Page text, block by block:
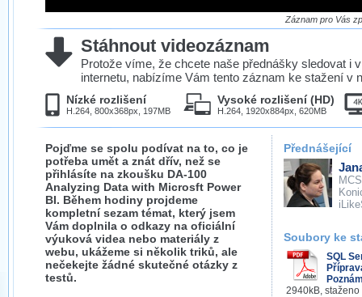
ve formátu, který není vhodný pro stahování,
proto je ke stažení nenabízíme.
Záznam pro Vás
Stáhnout videozáznam
Protože víme, že chcete naše přednášky sledovat i
internetu, nabízíme Vám tento záznam ke stažení v
Nízké rozlišení
H.264, 800x368px, 197MB
Vysoké rozlišení (HD)
H.264, 1920x884px, 620MB
Pojďme se spolu podívat na to, co je
potřeba umět a znát dřív, než se
přihlásíte na zkoušku DA-100
Analyzing Data with Microsft Power
BI. Během hodiny projdeme
kompletní sezam témat, který jsem
Vám doplnila o odkazy na oficiální
výuková videa nebo materiály z
webu, ukážeme si několik triků, ale
nečekejte žádné skutečné otázky z
testů.
Přednášející
Soubory ke
SQL
2940kB, staženo